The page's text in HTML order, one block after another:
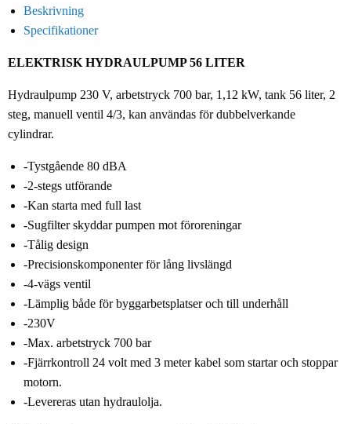
Beskrivning
Specifikationer
ELEKTRISK HYDRAULPUMP 56 LITER
Hydraulpump 230 V, arbetstryck 700 bar, 1,12 kW, tank 56 liter, 2
steg, manuell ventil 4/3, kan användas för dubbelverkande
cylindrar.
-Tystgående 80 dBA
-2-stegs utförande
-Kan starta med full last
-Sugfilter skyddar pumpen mot föroreningar
-Tålig design
-Precisionskomponenter för lång livslängd
-4-vägs ventil
-Lämplig både för byggarbetsplatser och till underhåll
-230V
-Max. arbetstryck 700 bar
-Fjärrkontroll 24 volt med 3 meter kabel som startar och stoppar
motorn.
-Levereras utan hydraulolja.